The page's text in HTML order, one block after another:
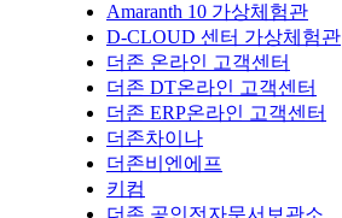
Amaranth 10 가상체험관
D-CLOUD 센터 가상체험관
더존 온라인 고객센터
더존 DT온라인 고객센터
더존 ERP온라인 고객센터
더존차이나
더존비엔에프
키컴
더존 공인전자문서보관소